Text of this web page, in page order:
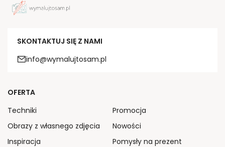
SKONTAKTUJ SIĘ Z NAMI
info@wymalujtosam.pl
OFERTA
Techniki
Obrazy z własnego zdjęcia
Inspiracja
Promocja
Nowości
Pomysły na prezent